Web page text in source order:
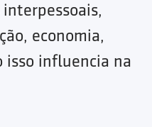
economia,
influencia na